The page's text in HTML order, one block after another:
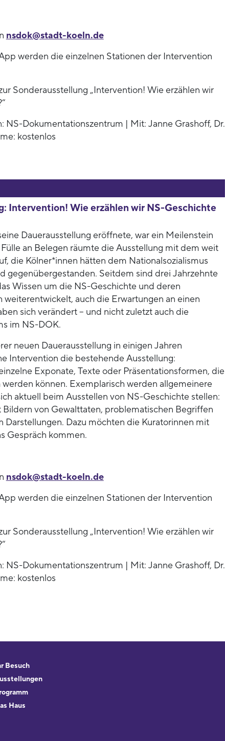
nsdok@stadt-koeln.de
werden die einzelnen Stationen der Intervention
Sonderausstellung „Intervention! Wie erzählen wir
NS-Dokumentationszentrum | Mit: Janne Grashoff, Dr.
kostenlos
Intervention! Wie erzählen wir NS-Geschichte
Dauerausstellung eröffnete, war ein Meilenstein
an Belegen räumte die Ausstellung mit dem weit
die Kölner*innen hätten dem Nationalsozialismus
gegenübergestanden. Seitdem sind drei Jahrzehnte
Wissen um die NS-Geschichte und deren
weiterentwickelt, auch die Erwartungen an einen
sich verändert – und nicht zuletzt auch die
im NS-DOK.
neuen Dauerausstellung in einigen Jahren
Intervention die bestehende Ausstellung:
Exponate, Texte oder Präsentationsformen, die
können. Exemplarisch werden allgemeinere
aktuell beim Ausstellen von NS-Geschichte stellen:
von Gewalttaten, problematischen Begriffen
Darstellungen. Dazu möchten die Kuratorinnen mit
Gespräch kommen.
nsdok@stadt-koeln.de
werden die einzelnen Stationen der Intervention
Sonderausstellung „Intervention! Wie erzählen wir
NS-Dokumentationszentrum | Mit: Janne Grashoff, Dr.
kostenlos
Besuch
Haus